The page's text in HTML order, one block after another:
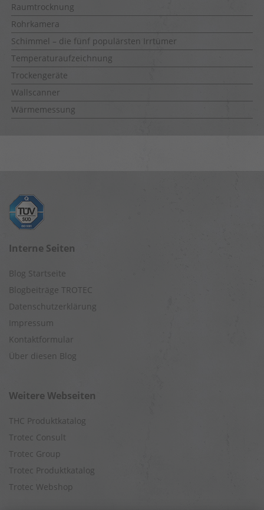
Raumtrocknung
Rohrkamera
Schimmel – die fünf populärsten Irrtümer
Temperaturaufzeichnung
Trockengeräte
Wallscanner
Wärmemessung
Interne Seiten
Blog Startseite
Blogbeiträge TROTEC
Datenschutzerklärung
Impressum
Kontaktformular
Über diesen Blog
Weitere Webseiten
THC Produktkatalog
Trotec Consult
Trotec Group
Trotec Produktkatalog
Trotec Webshop